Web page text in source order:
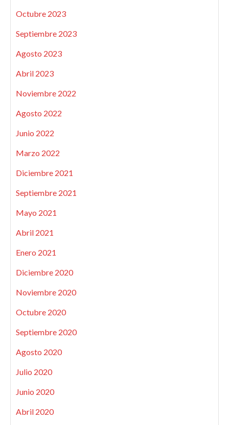
Octubre 2023
Septiembre 2023
Agosto 2023
Abril 2023
Noviembre 2022
Agosto 2022
Junio 2022
Marzo 2022
Diciembre 2021
Septiembre 2021
Mayo 2021
Abril 2021
Enero 2021
Diciembre 2020
Noviembre 2020
Octubre 2020
Septiembre 2020
Agosto 2020
Julio 2020
Junio 2020
Abril 2020